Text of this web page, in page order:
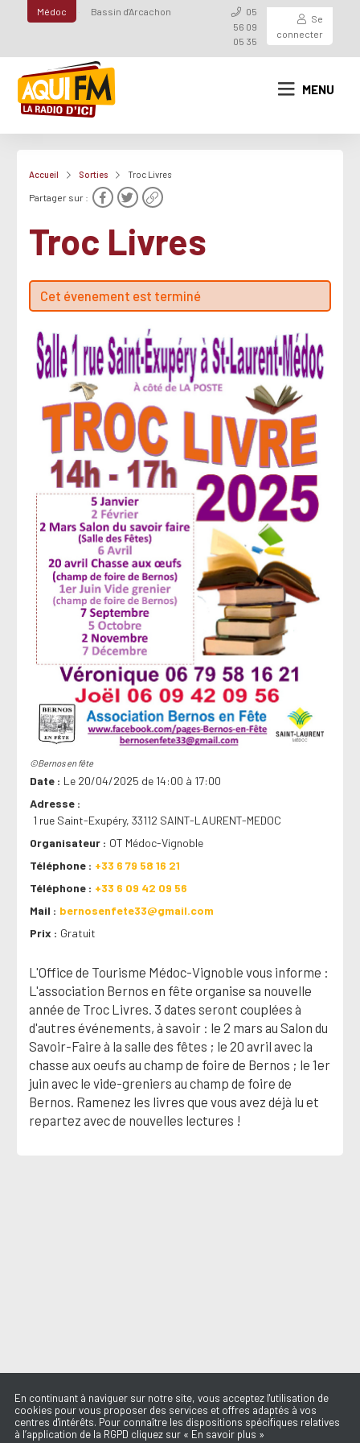
Médoc Bassin d'Arcachon
05
56 09
05 35
Se
connecter
MENU
Accueil Sorties Troc Livres
Partager sur :
Troc Livres
Cet évenement est terminé
©Bernos en fête
Date
Le 20/04/2025 de 14:00 à 17:00
Adresse
1 rue Saint-Exupéry, 33112 SAINT-LAURENT-MEDOC
Organisateur
OT Médoc-Vignoble
Téléphone
+33 6 79 58 16 21
Téléphone
+33 6 09 42 09 56
Mail
bernosenfete33@gmail.com
Prix
Gratuit
L'Office de Tourisme Médoc-Vignoble vous informe :
L'association Bernos en fête organise sa nouvelle
année de Troc Livres. 3 dates seront couplées à
d'autres événements, à savoir : le 2 mars au Salon du
Savoir-Faire à la salle des fêtes ; le 20 avril avec la
chasse aux oeufs au champ de foire de Bernos ; le 1er
juin avec le vide-greniers au champ de foire de
Bernos. Ramenez les livres que vous avez déjà lu et
repartez avec de nouvelles lectures !
En continuant à naviguer sur notre site, vous acceptez l'utilisation de
cookies pour vous proposer des services et offres adaptés à vos
centres d'intérêts. Pour connaître les dispositions spécifiques relatives
à l’application de la RGPD cliquez sur « En savoir plus »